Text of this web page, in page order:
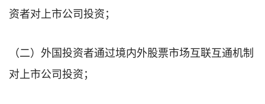
资者对上市公司投资；
（二）外国投资者通过境内外股票市场互联互通机制
对上市公司投资；